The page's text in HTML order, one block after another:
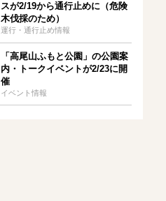
スが2/19から通行止めに（危険
木伐採のため）
運行・通行止め情報
「高尾山ふもと公園」の公園案
内・トークイベントが2/23に開
催
イベント情報